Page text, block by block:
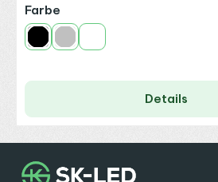
Farbe
Schwarz
Silber Weiß
Details